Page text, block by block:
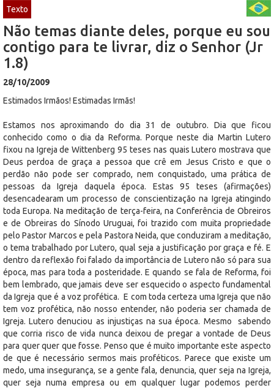
Texto
Não temas diante deles, porque eu sou
contigo para te livrar, diz o Senhor (Jr
1.8)
28/10/2009
Estimados Irmãos! Estimadas Irmãs!
Estamos nos aproximando do dia 31 de outubro. Dia que ficou
conhecido como o dia da Reforma. Porque neste dia Martin Lutero
fixou na Igreja de Wittenberg 95 teses nas quais Lutero mostrava que
Deus perdoa de graça a pessoa que crê em Jesus Cristo e que o
perdão não pode ser comprado, nem conquistado, uma prática de
pessoas da Igreja daquela época. Estas 95 teses (afirmações)
desencadearam um processo de conscientização na Igreja atingindo
toda Europa. Na meditação de terça-feira, na Conferência de Obreiros
e de Obreiras do Sínodo Uruguai, foi trazido com muita propriedade
pelo Pastor Marcos e pela Pastora Neida, que conduziram a meditação,
o tema trabalhado por Lutero, qual seja a justificação por graça e fé. E
dentro da reflexão foi falado da importância de Lutero não só para sua
época, mas para toda a posteridade. E quando se fala de Reforma, foi
bem lembrado, que jamais deve ser esquecido o aspecto fundamental
da Igreja que é a voz profética. E com toda certeza uma Igreja que não
tem voz profética, não nosso entender, não poderia ser chamada de
Igreja. Lutero denuciou as injustiças na sua época. Mesmo sabendo
que corria risco de vida nunca deixou de pregar a vontade de Deus
para quer quer que fosse. Penso que é muito importante este aspecto
de que é necessário sermos mais proféticos. Parece que existe um
medo, uma insegurança, se a gente fala, denuncia, quer seja na Igreja,
quer seja numa empresa ou em qualquer lugar podemos perder